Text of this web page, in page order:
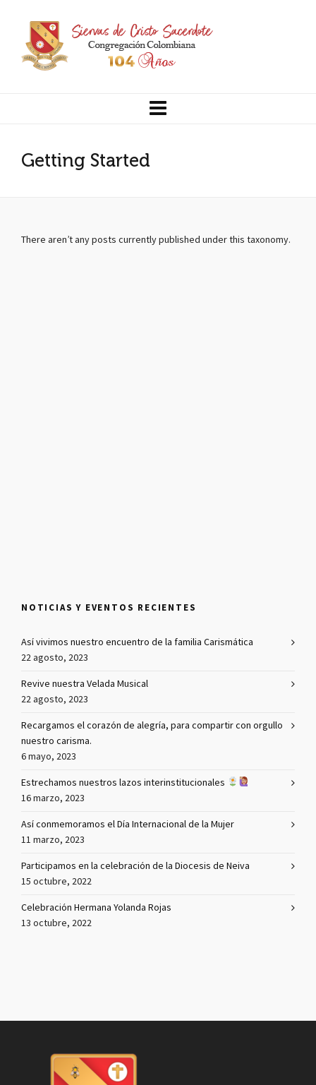
Getting Started
There aren’t any posts currently published under this taxonomy.
NOTICIAS Y EVENTOS RECIENTES
Así vivimos nuestro encuentro de la familia Carismática
22 agosto, 2023
Revive nuestra Velada Musical
22 agosto, 2023
Recargamos el corazón de alegría, para compartir con orgullo
nuestro carisma.
6 mayo, 2023
Estrechamos nuestros lazos interinstitucionales
16 marzo, 2023
Así conmemoramos el Día Internacional de la Mujer
11 marzo, 2023
Participamos en la celebración de la Diocesis de Neiva
15 octubre, 2022
Celebración Hermana Yolanda Rojas
13 octubre, 2022